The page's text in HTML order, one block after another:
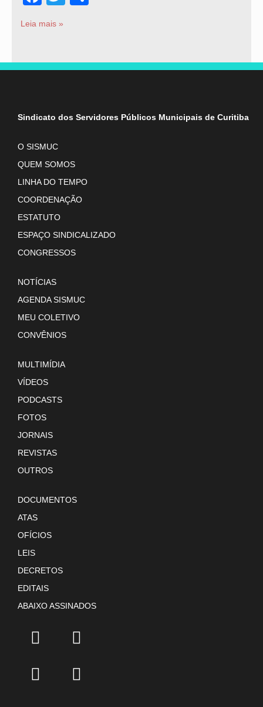
Leia mais »
Sindicato dos Servidores Públicos Municipais de Curitiba
O SISMUC
QUEM SOMOS
LINHA DO TEMPO
COORDENAÇÃO
ESTATUTO
ESPAÇO SINDICALIZADO
CONGRESSOS
NOTÍCIAS
AGENDA SISMUC
MEU COLETIVO
CONVÊNIOS
MULTIMÍDIA
VÍDEOS
PODCASTS
FOTOS
JORNAIS
REVISTAS
OUTROS
DOCUMENTOS
ATAS
OFÍCIOS
LEIS
DECRETOS
EDITAIS
ABAIXO ASSINADOS